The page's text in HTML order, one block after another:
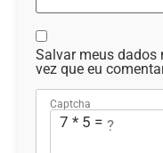
Salvar meus dados
vez que eu
Captcha
7 * 5 = ?